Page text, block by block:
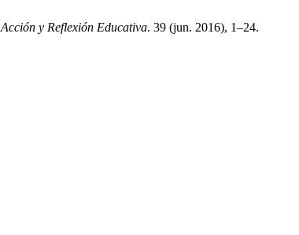
Acción y Reflexión Educativa. 39 (jun. 2016), 1–24.